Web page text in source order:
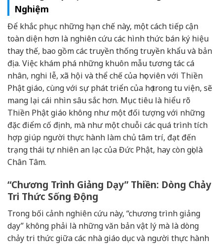
Nghiệm
Để khắc phục những hạn chế này, một cách tiếp cận
toàn diện hơn là nghiên cứu các hình thức bán ký hiệu
thay thế, bao gồm các truyền thống truyền khẩu và bản
địa. Việc khám phá những khuôn mẫu tương tác cá
nhân, nghi lễ, xã hội và thể chế của học viên với Thiền
Phật giáo, cùng với sự phát triển của họ trong tu viện, sẽ
mang lại cái nhìn sâu sắc hơn. Mục tiêu là hiểu rõ
Thiền Phật giáo không như một đối tượng với những
đặc điểm cố định, mà như một chuỗi các quá trình tích
hợp giúp người thực hành làm chủ tâm trí, đạt đến
trạng thái tự nhiên an lạc của Đức Phật, hay còn gọi là
Chân Tâm.
“Chương Trình Giảng Dạy” Thiền: Dòng Chảy
Tri Thức Sống Động
Trong bối cảnh nghiên cứu này, “chương trình giảng
dạy” không phải là những văn bản vật lý mà là dòng
chảy tri thức giữa các nhà giáo dục và người thực hành